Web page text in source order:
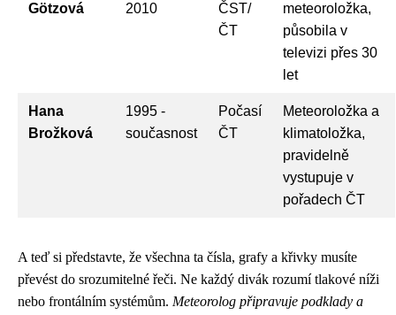
Götzová
2010
ČST/
ČT
meteoroložka,
působila v
televizi přes 30
let
Hana
Brožková
1995 -
současnost
Počasí
ČT
Meteoroložka a
klimatoložka,
pravidelně
vystupuje v
pořadech ČT
A teď si představte, že všechna ta čísla, grafy a křivky musíte
převést do srozumitelné řeči. Ne každý divák rozumí tlakové níži
nebo frontálním systémům. Meteorolog připravuje podklady a